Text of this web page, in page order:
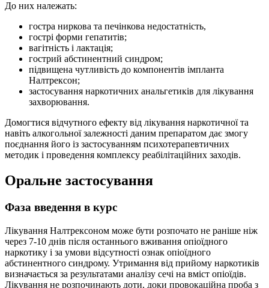
До них належать:
гостра ниркова та печінкова недостатність,
гострі форми гепатитів;
вагітність і лактація;
гострий абстинентний синдром;
підвищена чутливість до компонентів імпланта
Налтрексон;
застосування наркотичних анальгетиків для лікування
захворювання.
Домогтися відчутного ефекту від лікування наркотичної та
навіть алкогольної залежності даним препаратом дає змогу
поєднання його із застосуванням психотерапевтичних
методик і проведення комплексу реабілітаційних заходів.
Оральне застосування
Фаза введення в курс
Лікування Налтрексоном може бути розпочато не раніше ніж
через 7-10 днів після останнього вживання опіоїдного
наркотику і за умови відсутності ознак опіоїдного
абстинентного синдрому. Утримання від прийому наркотиків
визначається за результатами аналізу сечі на вміст опіоїдів.
Лікування не розпочинають доти, доки провокаційна проба з